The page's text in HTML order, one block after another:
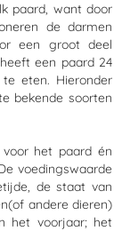
paard, want door
de darmen
een groot deel
een paard 24
eten. Hieronder
bekende soorten
het paard én
voedingswaarde
de staat van
andere dieren)
het voorjaar; het